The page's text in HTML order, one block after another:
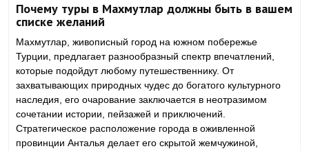
Почему туры в Махмутлар должны быть в вашем
списке желаний
Махмутлар, живописный город на южном побережье
Турции, предлагает разнообразный спектр впечатлений,
которые подойдут любому путешественнику. От
захватывающих природных чудес до богатого культурного
наследия, его очарование заключается в неотразимом
сочетании истории, пейзажей и приключений.
Стратегическое расположение города в оживленной
провинции Анталья делает его скрытой жемчужиной,